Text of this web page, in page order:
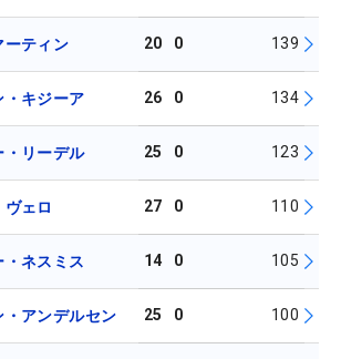
ーティン 20 0 139
・キジーア 26 0 134
・リーデル 25 0 123
ェロ 27 0 110
・ネスミス 14 0 105
・アンデルセン 25 0 100